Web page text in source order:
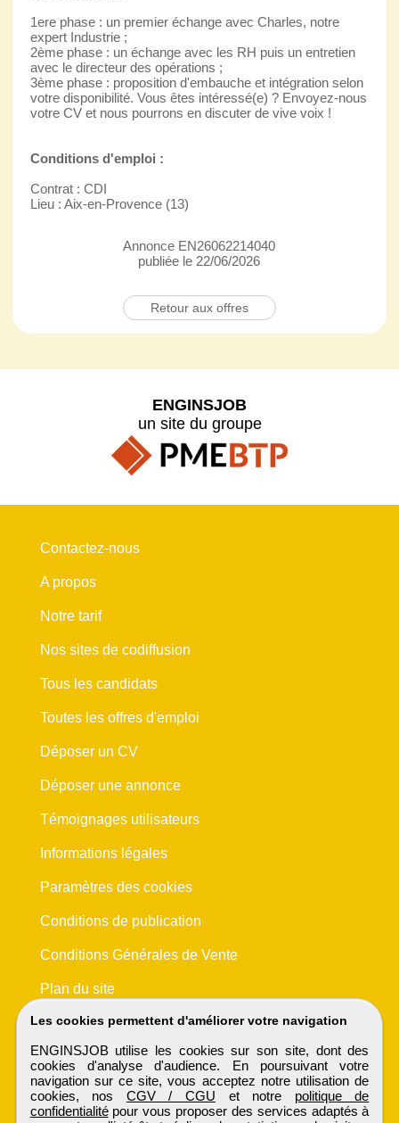
1ere phase : un premier échange avec Charles, notre
expert Industrie ;
2ème phase : un échange avec les RH puis un entretien
avec le directeur des opérations ;
3ème phase : proposition d'embauche et intégration selon
votre disponibilité. Vous êtes intéressé(e) ? Envoyez-nous
votre CV et nous pourrons en discuter de vive voix !
Conditions d'emploi :
Contrat : CDI
Lieu : Aix-en-Provence (13)
Annonce EN26062214040
publiée le 22/06/2026
Retour aux offres
Les cookies permettent d'améliorer votre navigation
ENGINSJOB utilise les cookies sur son site, dont des
cookies d'analyse d'audience. En poursuivant votre
navigation sur ce site, vous acceptez notre utilisation de
cookies, nos CGV / CGU et notre politique de
confidentialitépour vous proposer des services adaptés à
ENGINSJOB
un site du groupe
Contactez-nous
A propos
Notre tarif
Nos sites de codiffusion
Tous les candidats
Toutes les offres d'emploi
Déposer un CV
Déposer une annonce
Témoignages utilisateurs
Informations légales
Paramètres des cookies
Conditions de publication
Conditions Générales de Vente
Plan du site